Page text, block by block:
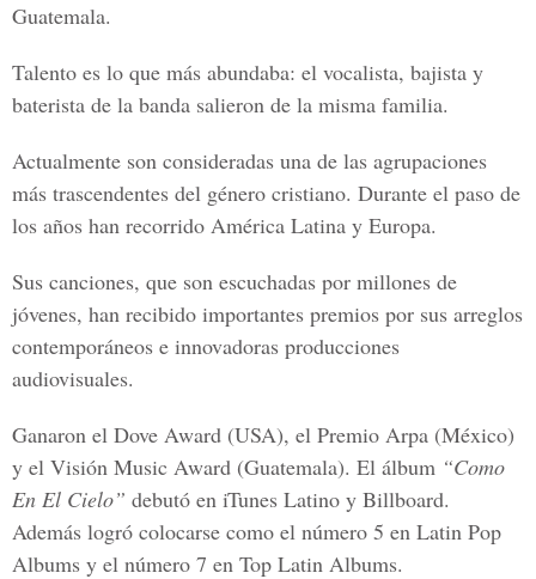
Guatemala.
Talento es lo que más abundaba: el vocalista, bajista y
baterista de la banda salieron de la misma familia.
Actualmente son consideradas una de las agrupaciones
más trascendentes del género cristiano. Durante el paso de
los años han recorrido América Latina y Europa.
Sus canciones, que son escuchadas por millones de
jóvenes, han recibido importantes premios por sus arreglos
contemporáneos e innovadoras producciones
audiovisuales.
Ganaron el Dove Award (USA), el Premio Arpa (México)
y el Visión Music Award (Guatemala). El álbum “Como
En El Cielo” debutó en iTunes Latino y Billboard.
Además logró colocarse como el número 5 en Latin Pop
Albums y el número 7 en Top Latin Albums.